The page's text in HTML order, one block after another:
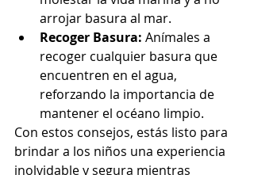
arrojar basura al mar.
Recoger Basura: Anímales a
recoger cualquier basura que
encuentren en el agua,
reforzando la importancia de
mantener el océano limpio.
Con estos consejos, estás listo para
brindar a los niños una experiencia
inolvidable y segura mientras